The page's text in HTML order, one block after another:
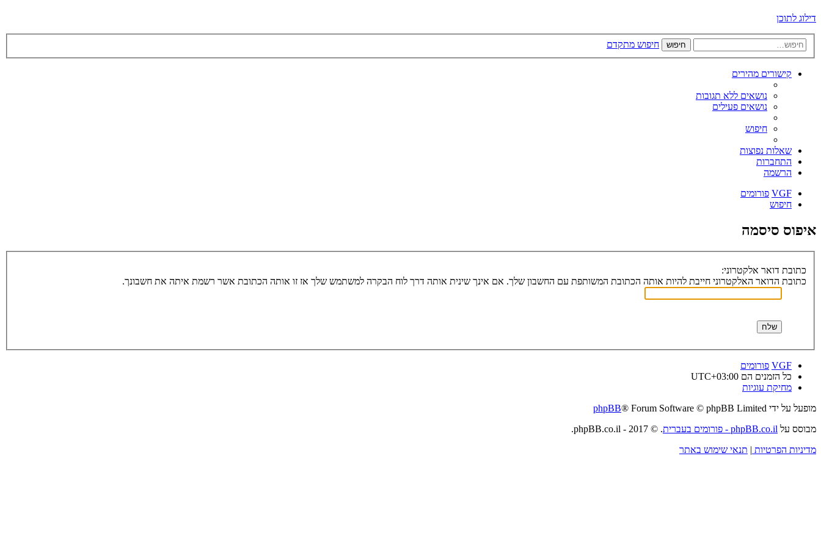
דילוג לתוכן
חיפוש חיפוש מתקדם
קישורים מהירים
נושאים ללא תגובות
נושאים פעילים
חיפוש
שאלות נפוצות
התחברות
הרשמה
VGF פורומים
חיפוש
איפוס סיסמה
כתובת דואר אלקטרוני:
כתובת הדואר האלקטרוני חייבת להיות אותה הכתובת המשותפת עם החשבון שלך. אם אינך שינית אותה דרך לוח הבקרה למשתמש שלך אז זו אותה הכתובת אשר רשמת איתה את חשבונך.
VGF פורומים
כל הזמנים הם UTC+03:00
מחיקת עוגיות
מופעל על ידי
phpBB® Forum Software © phpBB Limited
מבוסס על phpBB.co.il - פורומים בעברית
. © 2017 - phpBB.co.il.
מדיניות הפרטיות | תנאי שימוש באתר